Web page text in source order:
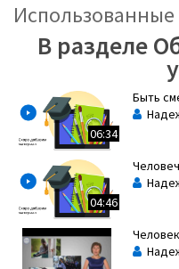
В разделе
06:34
Быть
04:46